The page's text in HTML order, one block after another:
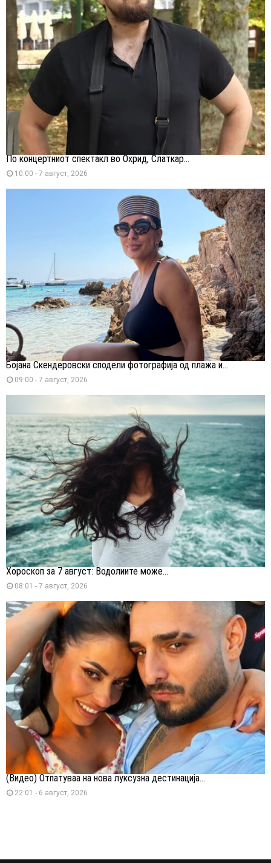
По концертниот спектакл во Охрид, Слаткар...
10:00 - 7 август, 2026
Бојана Скендеровски сподели фотографија од плажа и...
09:00 - 7 август, 2026
Хороскоп за 7 август: Водолиите може...
08:01 - 7 август, 2026
(Видео) Отпатуваа на нова луксузна дестинација...
22:01 - 6 август, 2026